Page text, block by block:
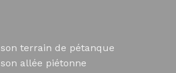
terrain de pétanque
allée piétonne